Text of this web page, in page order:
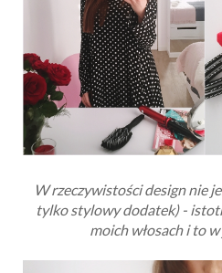
W rzeczywistości design nie
tylko stylowy dodatek) -
moich włosach i to